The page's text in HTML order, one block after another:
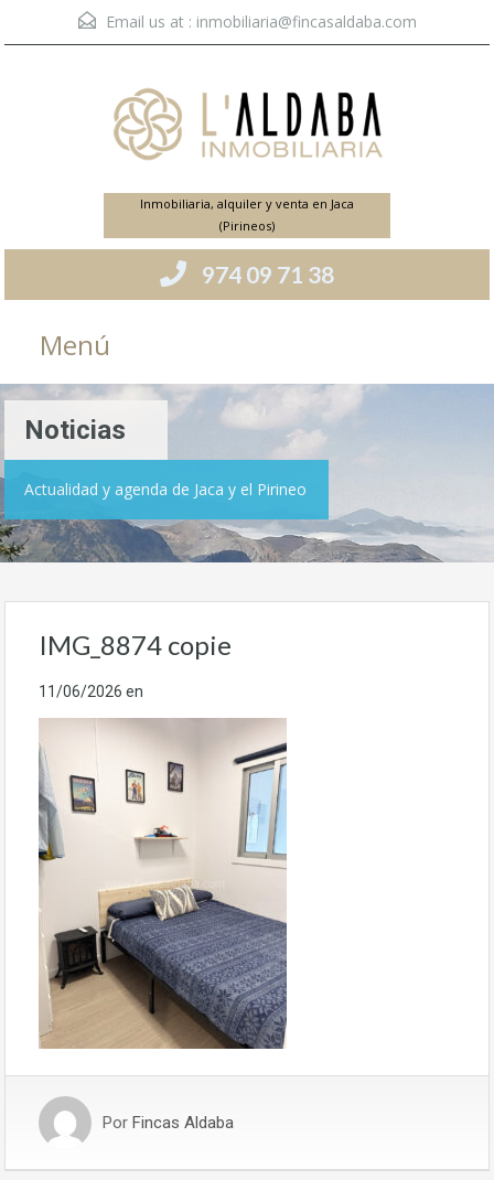
Email us at : inmobiliaria@fincasaldaba.com
Inmobiliaria, alquiler y venta en Jaca
(Pirineos)
974 09 71 38
Menú
Noticias
Actualidad y agenda de Jaca y el Pirineo
IMG_8874 copie
11/06/2026 en
Por Fincas Aldaba